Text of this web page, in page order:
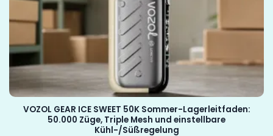
VOZOL GEAR ICE SWEET 50K Sommer-Lagerleitfaden:
50.000 Züge, Triple Mesh und einstellbare
Kühl-/Süßregelung